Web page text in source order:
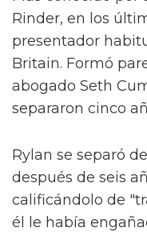
Rinder, en los
presentador
Britain. Formó
abogado Seth
separaron cinco
Rylan se separó
después de seis
calificándolo de
él le había